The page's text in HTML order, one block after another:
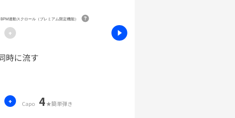
BPM連動スクロール（プレミアム限定機能）
+
時に流す
+ Capo 4★簡単弾き